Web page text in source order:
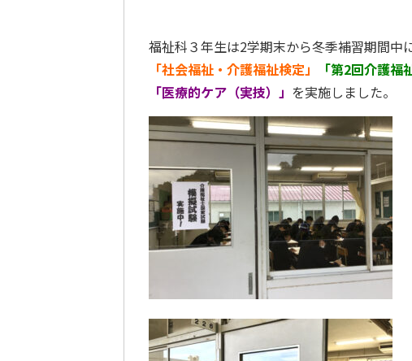
福祉科３年生は2学期末から冬季補習期間中に
「社会福祉・介護福祉検定」
「第2回介護福
「医療的ケア（実技）」 を実施しました。